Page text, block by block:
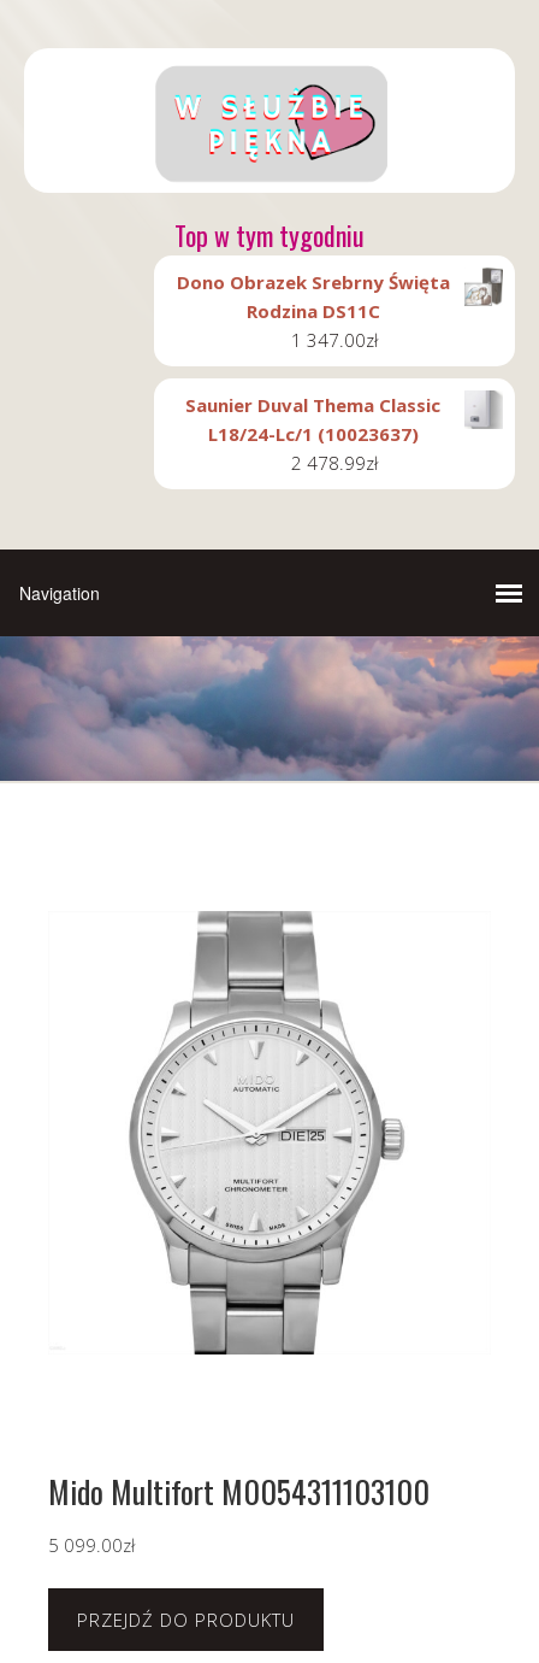
Top w tym tygodniu
Dono Obrazek Srebrny Święta
Rodzina DS11C
1 347.00zł
Saunier Duval Thema Classic
L18/24-Lc/1 (10023637)
2 478.99zł
Mido Multifort M0054311103100
5 099.00zł
PRZEJDŹ DO PRODUKTU